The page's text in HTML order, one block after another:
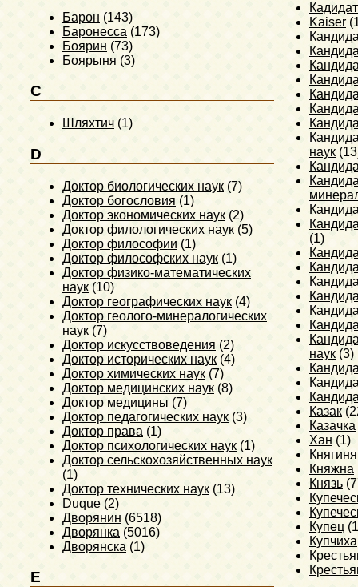
Барон (143)
Баронесса (173)
Боярин (73)
Боярыня (3)
C
Шляхтич (1)
D
Доктор биологических наук (7)
Доктор богословия (1)
Доктор экономических наук (2)
Доктор филологических наук (5)
Доктор философии (1)
Доктор философских наук (1)
Доктор физико-математических
наук (10)
Доктор географических наук (4)
Доктор геолого-минералогических
наук (7)
Доктор искусствоведения (2)
Доктор исторических наук (4)
Доктор химических наук (7)
Доктор медицинских наук (8)
Доктор медицины (7)
Доктор педагогических наук (3)
Доктор права (1)
Доктор психологических наук (1)
Доктор сельскохозяйственных наук
(1)
Доктор технических наук (13)
Duque (2)
Дворянин (6518)
Дворянка (5016)
Дворянска (1)
E
Kaiser
наук
(1)
наук (3)
Казак
Казачка
Хан (1)
Княгиня
Княжна
Князь
Купец
Купчиха